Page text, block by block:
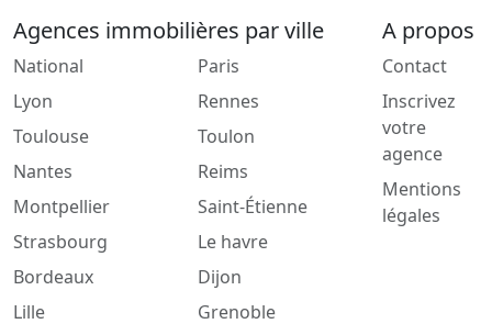
Agences immobilières par ville
National
Lyon
Toulouse
Nantes
Montpellier
Strasbourg
Bordeaux
Lille
Paris
Rennes
Toulon
Reims
Saint-Étienne
Le havre
Dijon
Grenoble
A propos
Contact
Inscrivez
votre
agence
Mentions
légales